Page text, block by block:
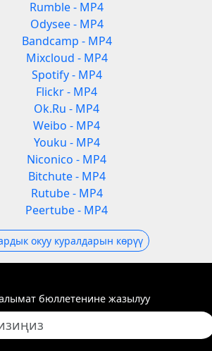
Rumble - MP4
Odysee - MP4
Bandcamp - MP4
Mixcloud - MP4
Spotify - MP4
Flickr - MP4
Ok.Ru - MP4
Weibo - MP4
Youku - MP4
Niconico - MP4
Bitchute - MP4
Rutube - MP4
Peertube - MP4
окуу куралдарын көрүү
бюллетенине жазылуу